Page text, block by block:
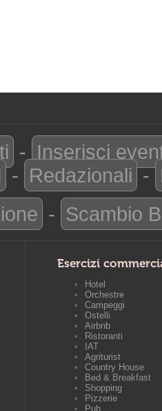
- Inserisci
- Redazionali -
- Scambio
Esercizi
Hotel
Orchestre
Campeggi
Ostelli
Airbnb
Ristoranti
IAT
Agriturist
Country House
Bed & Breakfast
Shopping
Pizzerie
Pub